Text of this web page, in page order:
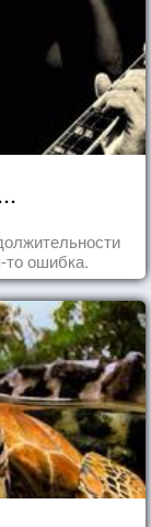
то ошибка.